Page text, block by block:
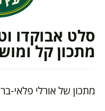
סלט אבוקדו
מתכון קל
מתכון של אורלי פלאי-